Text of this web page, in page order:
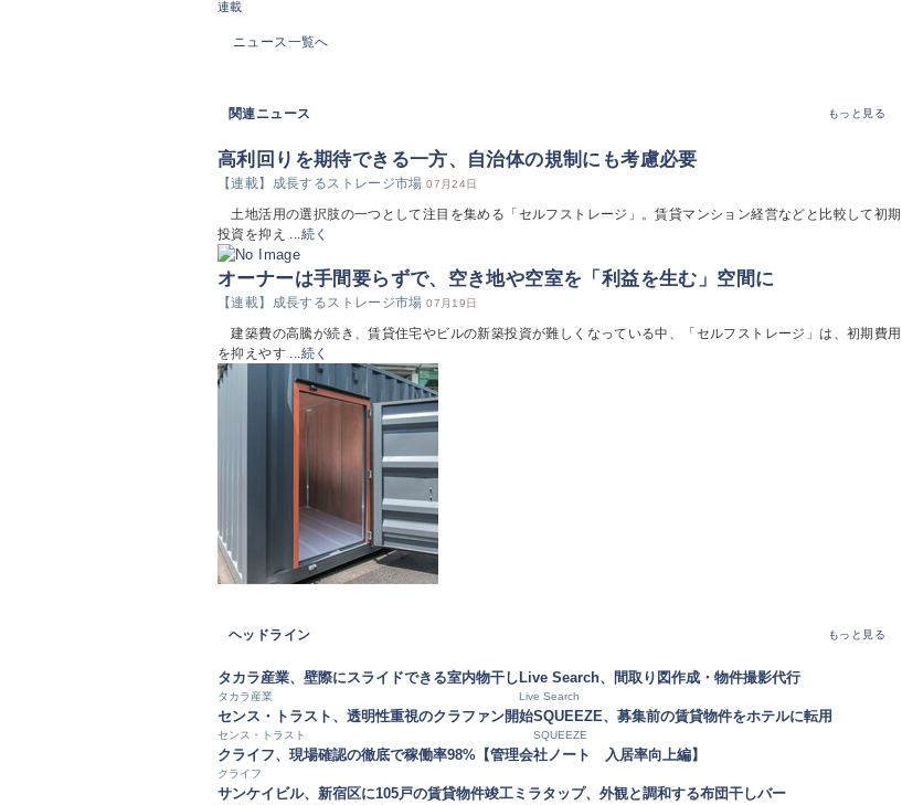
連載
ニュース一覧へ
関連ニュース もっと見る
高利回りを期待できる一方、自治体の規制にも考慮必要
【連載】成長するストレージ市場07月24日
土地活用の選択肢の一つとして注目を集める「セルフストレージ」。賃貸マンション経営などと比較して初期
投資を抑え ...続く
オーナーは手間要らずで、空き地や空室を「利益を生む」空間に
【連載】成長するストレージ市場07月19日
建築費の高騰が続き、賃貸住宅やビルの新築投資が難しくなっている中、「セルフストレージ」は、初期費用
を抑えやす ...続く
ヘッドライン もっと見る
タカラ産業、壁際にスライドできる室内物干し
タカラ産業
Live Search、間取り図作成・物件撮影代行
Live Search
センス・トラスト、透明性重視のクラファン開始
センス・トラスト
SQUEEZE、募集前の賃貸物件をホテルに転用
SQUEEZE
クライフ、現場確認の徹底で稼働率98%【管理会社ノート 入居率向上編】
クライフ
サンケイビル、新宿区に105戸の賃貸物件竣工 ミラタップ、外観と調和する布団干しバー